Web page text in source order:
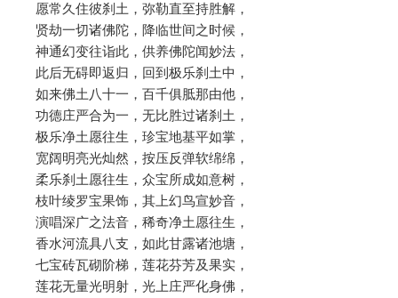
愿常久住彼刹土，弥勒直至持胜解，
贤劫一切诸佛陀，降临世间之时候，
神通幻变往诣此，供养佛陀闻妙法，
此后无碍即返归，回到极乐刹土中，
如来佛土八十一，百千俱胝那由他，
功德庄严合为一，无比胜过诸刹土，
极乐净土愿往生，珍宝地基平如掌，
宽阔明亮光灿然，按压反弹软绵绵，
柔乐刹土愿往生，众宝所成如意树，
枝叶绫罗宝果饰，其上幻鸟宣妙音，
演唱深广之法音，稀奇净土愿往生，
香水河流具八支，如此甘露诸池塘，
七宝砖瓦砌阶梯，莲花芬芳及果实，
莲花无量光明射，光上庄严化身佛，